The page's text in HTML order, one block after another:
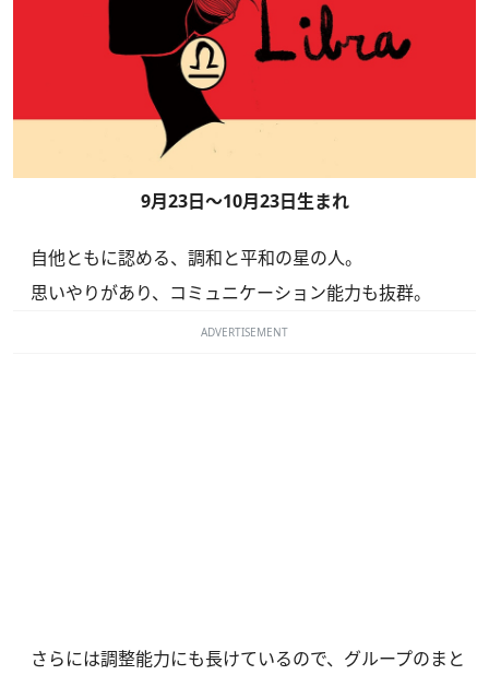
9月23日～10月23日生まれ
自他ともに認める、調和と平和の星の人。
思いやりがあり、コミュニケーション能力も抜群。
ADVERTISEMENT
さらには調整能力にも長けているので、グループのまと